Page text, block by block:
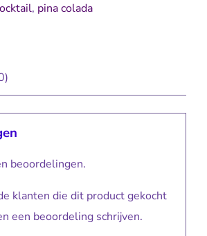
, pina colada
beoordelingen.
klanten die dit product gekocht
een beoordeling schrijven.